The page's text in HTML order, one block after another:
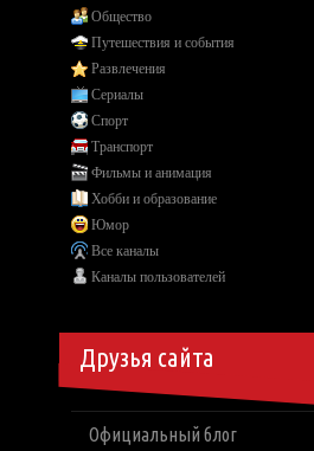
Общество
Путешествия и события
Развлечения
Сериалы
Спорт
Транспорт
Фильмы и анимация
Хобби и образование
Юмор
Все каналы
Каналы пользователей
Друзья сайта
Официальный блог